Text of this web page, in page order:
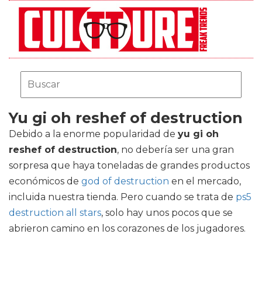
Yu gi oh reshef of destruction
Debido a la enorme popularidad de yu gi oh
reshef of destruction, no debería ser una gran
sorpresa que haya toneladas de grandes productos
económicos de god of destruction en el mercado,
incluida nuestra tienda. Pero cuando se trata de ps5
destruction all stars, solo hay unos pocos que se
abrieron camino en los corazones de los jugadores.